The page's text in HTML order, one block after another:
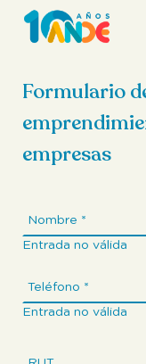
Formulario
empresas
Entrada no válida
Entrada no válida